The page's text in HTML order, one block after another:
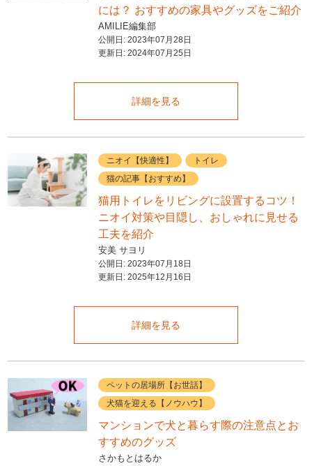
には？ おすすめの家具やグッズをご紹介
AMILIE編集部
公開日: 2023年07月28日
更新日: 2024年07月25日
詳細を見る
ニオイ【快適性】
トイレ
猫の記事【おすすめ】
猫用トイレをリビングに設置するコツ！
ニオイ対策や目隠し、おしゃれに見せる
工夫を紹介
安美 サヨリ
公開日: 2023年07月18日
更新日: 2025年12月16日
詳細を見る
ペットの居場所【お世話】
犬猫を迎える【ノウハウ】
マンションで犬と暮らす際の注意点とお
すすめのグッズ
さかもとはるか